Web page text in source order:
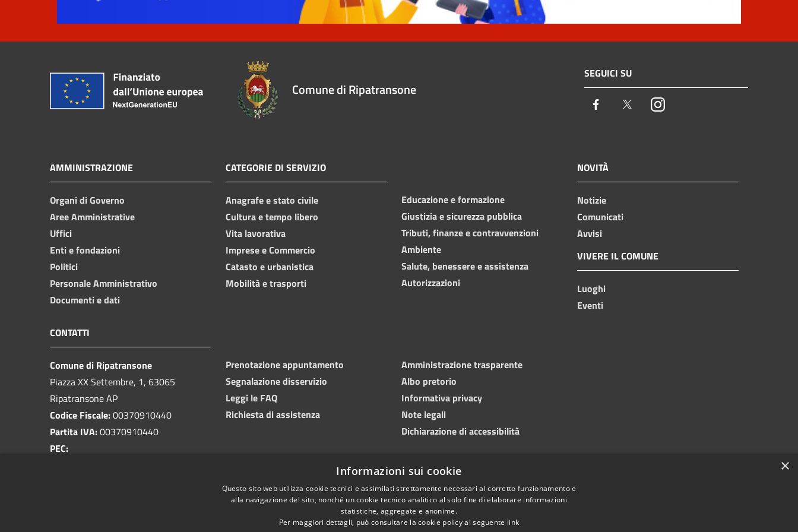
Comune di Ripatransone
SEGUICI SU
Facebook TwitterInstagram
AMMINISTRAZIONE
Organi di Governo
Aree Amministrative
Uffici
Enti e fondazioni
Politici
Personale Amministrativo
Documenti e dati
CATEGORIE DI SERVIZIO
Anagrafe e stato civile
Cultura e tempo libero
Vita lavorativa
Imprese e Commercio
Catasto e urbanistica
Mobilità e trasporti
Educazione e formazione
Giustizia e sicurezza pubblica
Tributi, finanze e contravvenzioni
Ambiente
Salute, benessere e assistenza
Autorizzazioni
NOVITÀ
Notizie
Comunicati
Avvisi
VIVERE IL COMUNE
Luoghi
Eventi
CONTATTI
Comune di Ripatransone
Piazza XX Settembre, 1, 63065
Ripatransone AP
Codice Fiscale:00370910440
Partita IVA:00370910440
PEC:
Prenotazione appuntamento
Segnalazione disservizio
Leggi le FAQ
Richiesta di assistenza
Amministrazione trasparente
Albo pretorio
Informativa privacy
Note legali
Dichiarazione di accessibilità
×
Informazioni sui cookie
Questo sito web utilizza cookie tecnici e assimilati strettamente necessari al corretto funzionamento e
alla navigazione del sito, nonché un cookie tecnico analitico al solo fine di elaborare informazioni
statistiche, aggregate e anonime.
Per maggiori dettagli, può consultare la cookie policy al seguente link